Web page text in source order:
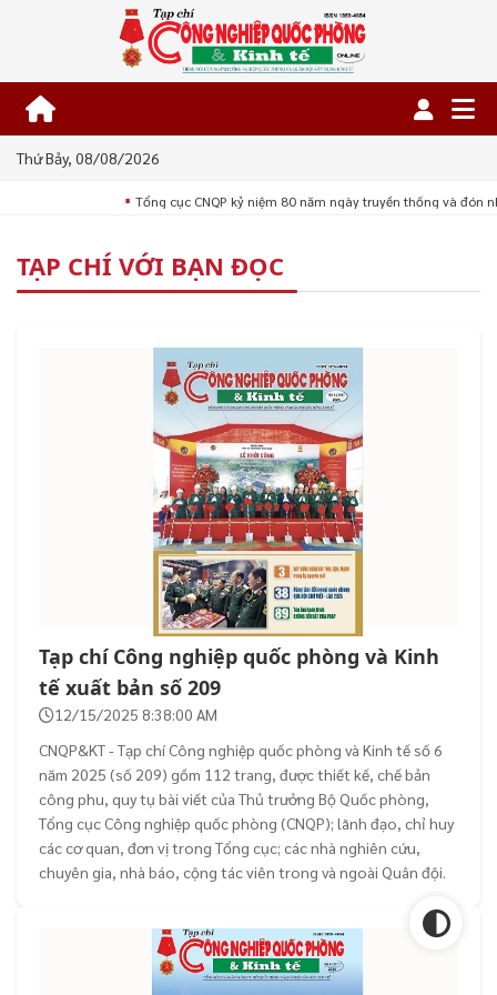
Thứ Bảy, 08/08/2026
■ Tổng cục CNQP kỷ niệm 80 năm ngày truyền thống và đón
TẠP CHÍ VỚI BẠN ĐỌC
Tạp chí Công nghiệp quốc phòng và Kinh
tế xuất bản số 209
12/15/2025 8:38:00 AM
CNQP&KT - Tạp chí Công nghiệp quốc phòng và Kinh tế số 6
năm 2025 (số 209) gồm 112 trang, được thiết kế, chế bản
công phu, quy tụ bài viết của Thủ trưởng Bộ Quốc phòng,
Tổng cục Công nghiệp quốc phòng (CNQP); lãnh đạo, chỉ huy
các cơ quan, đơn vị trong Tổng cục; các nhà nghiên cứu,
chuyên gia, nhà báo, cộng tác viên trong và ngoài Quân đội.